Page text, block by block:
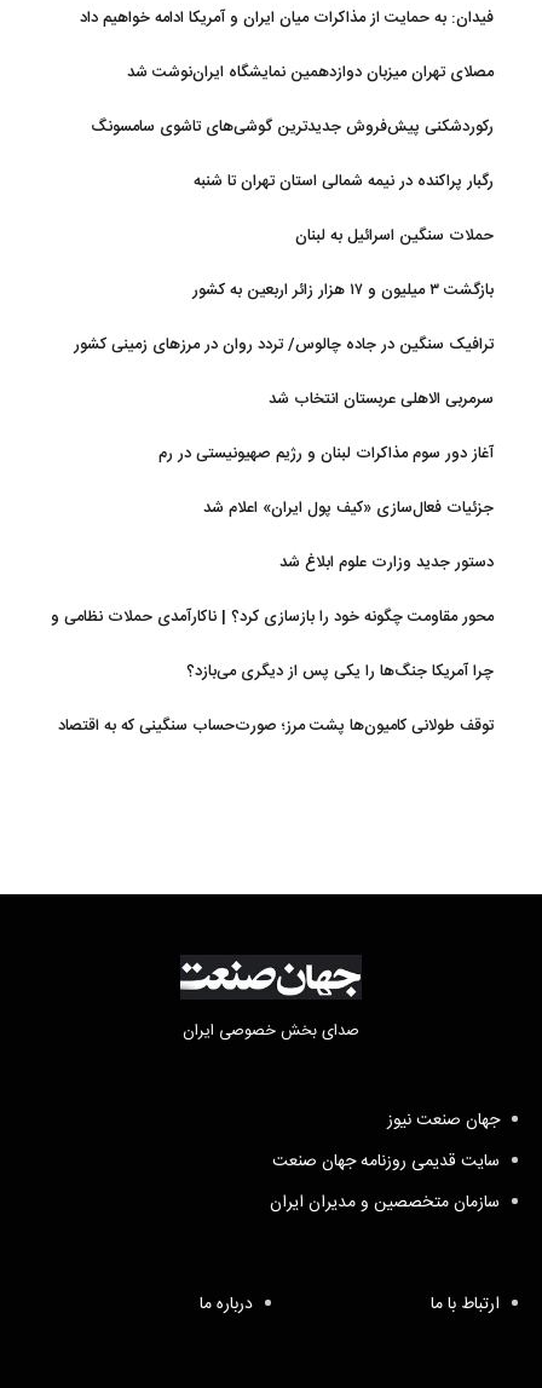
فیدان: به حمایت از مذاکرات میان ایران و آمریکا ادامه خواهیم داد
مصلای تهران میزبان دوازدهمین نمایشگاه ایران‌نوشت شد
رکوردشکنی پیش‌فروش جدیدترین گوشی‌های تاشوی سامسونگ
رگبار پراکنده در نیمه شمالی استان تهران تا شنبه
حملات سنگین اسرائیل به لبنان
بازگشت ۳ میلیون و ۱۷ هزار زائر اربعین به کشور
ترافیک سنگین در جاده چالوس/ تردد روان در مرزهای زمینی کشور
سرمربی الاهلی عربستان انتخاب شد
آغاز دور سوم مذاکرات لبنان و رژیم صهیونیستی در رم
جزئیات فعال‌سازی «کیف پول ایران» اعلام شد
دستور جدید وزارت علوم ابلاغ شد
محور مقاومت چگونه خود را بازسازی کرد؟ | ناکارآمدی حملات نظامی و
چرا آمریکا جنگ‌ها را یکی پس از دیگری می‌بازد؟
توقف طولانی کامیون‌ها پشت مرز؛ صورت‌حساب سنگینی که به اقتصاد
صدای بخش خصوصی ایران
جهان صنعت نیوز
سایت قدیمی روزنامه جهان صنعت
سازمان متخصصین و مدیران ایران
ارتباط با ما درباره ما